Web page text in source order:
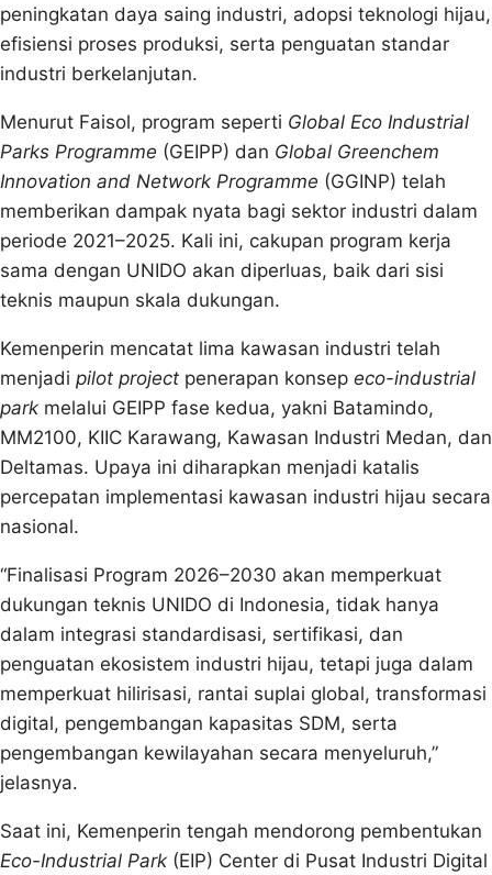
peningkatan daya saing industri, adopsi teknologi hijau,
efisiensi proses produksi, serta penguatan standar
industri berkelanjutan.
Menurut Faisol, program seperti Global Eco Industrial
Parks Programme (GEIPP) dan Global Greenchem
Innovation and Network Programme (GGINP) telah
memberikan dampak nyata bagi sektor industri dalam
periode 2021–2025. Kali ini, cakupan program kerja
sama dengan UNIDO akan diperluas, baik dari sisi
teknis maupun skala dukungan.
Kemenperin mencatat lima kawasan industri telah
menjadi pilot project penerapan konsep eco-industrial
park melalui GEIPP fase kedua, yakni Batamindo,
MM2100, KIIC Karawang, Kawasan Industri Medan, dan
Deltamas. Upaya ini diharapkan menjadi katalis
percepatan implementasi kawasan industri hijau secara
nasional.
“Finalisasi Program 2026–2030 akan memperkuat
dukungan teknis UNIDO di Indonesia, tidak hanya
dalam integrasi standardisasi, sertifikasi, dan
penguatan ekosistem industri hijau, tetapi juga dalam
memperkuat hilirisasi, rantai suplai global, transformasi
digital, pengembangan kapasitas SDM, serta
pengembangan kewilayahan secara menyeluruh,”
jelasnya.
Saat ini, Kemenperin tengah mendorong pembentukan
Eco-Industrial Park (EIP) Center di Pusat Industri Digital